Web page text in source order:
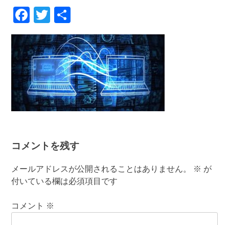
Facebook
Twitter
有
コメントを残す
メールアドレスが公開されることはありません。 ※ が
付いている欄は必須項目です
コメント ※